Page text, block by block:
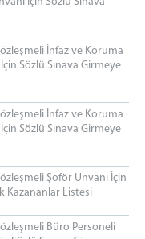
İnfaz ve Koruma
Sözlü Sınava Girmeye
İnfaz ve Koruma
Sözlü Sınava Girmeye
Şoför Unvanı İçin
Kazananlar Listesi
Büro Personeli